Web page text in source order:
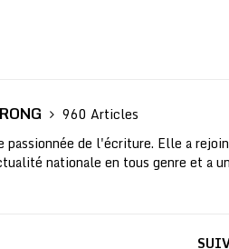
960 Articles
passionnée de l'écriture. Elle a
nationale en tous genre et a